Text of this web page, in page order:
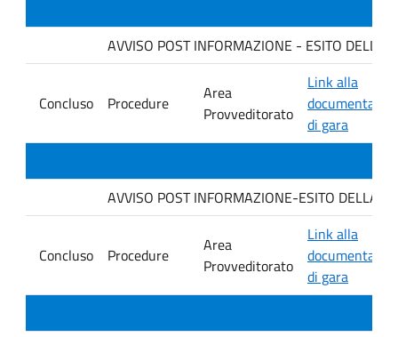
AVVISO POST INFORMAZIONE - ESITO DELLA
Concluso Procedure
Area
Provveditorato
Link alla
di gara
AVVISO POST INFORMAZIONE-ESITO DELLA
Concluso Procedure
Area
Provveditorato
Link alla
di gara